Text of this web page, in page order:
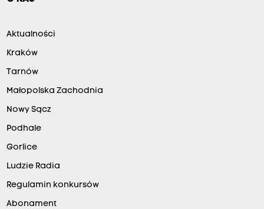
Aktualności
Kraków
Tarnów
Małopolska Zachodnia
Nowy Sącz
Podhale
Gorlice
Ludzie Radia
Regulamin konkursów
Abonament